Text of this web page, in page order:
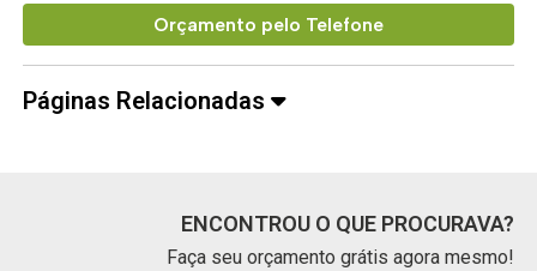
Orçamento pelo Telefone
Páginas Relacionadas
ENCONTROU O QUE PROCURAVA?
Faça seu orçamento grátis agora mesmo!